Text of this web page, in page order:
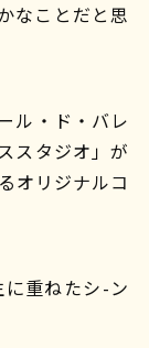
なことだと思
ル・ド・バレ
スタジオ」が
オリジナルコ
重ねたシ-ン